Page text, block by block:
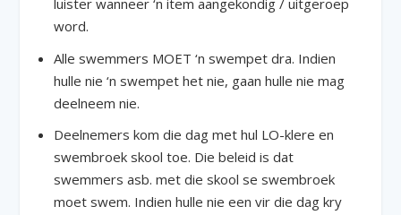
luister wanneer ‘n item aangekondig / uitgeroep
word.
Alle swemmers MOET ‘n swempet dra. Indien
hulle nie ‘n swempet het nie, gaan hulle nie mag
deelneem nie.
Deelnemers kom die dag met hul LO-klere en
swembroek skool toe. Die beleid is dat
swemmers asb. met die skool se swembroek
moet swem. Indien hulle nie een vir die dag kry